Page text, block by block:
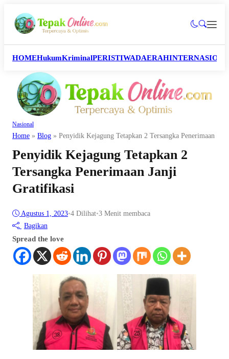
HOMEHukumKriminalPERISTIWADAERAH
Nasional
Home » Blog » Penyidik Kejagung Tetapkan 2 Tersangka Penerimaan
Penyidik Kejagung Tetapkan 2
Tersangka Penerimaan Janji
Gratifikasi
Agustus 1, 2023•4 Dilihat•3 Menit membaca
Bagikan
Spread the love